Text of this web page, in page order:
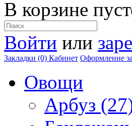
В корзине
Войти или
Закладки (0) Кабинет Оформление
Овощи
Арбуз